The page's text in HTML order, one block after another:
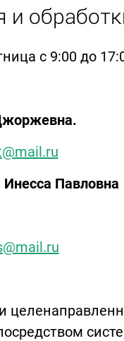
и
с 9:00 до
Павловна